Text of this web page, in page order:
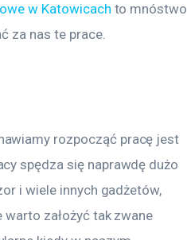
w Katowicach to mnóstwo
za nas te prace.
rozpocząć pracę jest
spędza się naprawdę dużo
i wiele innych gadżetów,
założyć tak zwane